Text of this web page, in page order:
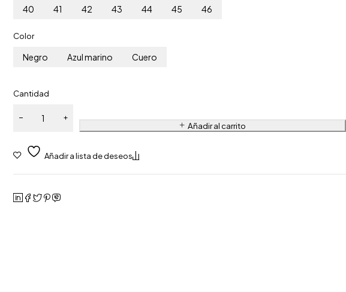
40 41 42 43 44 45 46
Color
Negro Azul marino Cuero
Cantidad
Añadir al carrito